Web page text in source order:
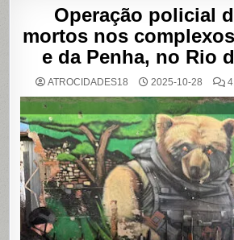
Operação policial
mortos nos
e da Penha, no Rio
ATROCIDADES18 2025-10-28